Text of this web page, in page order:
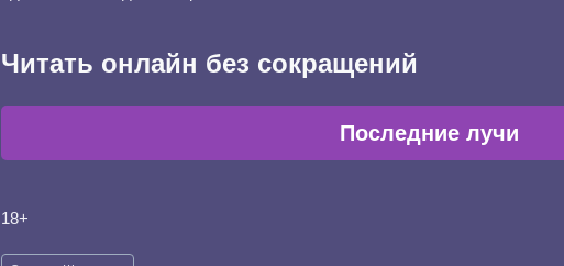
Читать онлайн без сокращений
Последние лучи
18+
Метки